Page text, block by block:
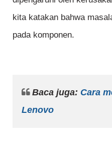
kita katakan bahwa
pada komponen.
Baca juga: Cara
Lenovo